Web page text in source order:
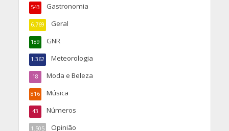
Gastronomia
543
Geral
6.769
GNR
189
Meteorologia
1.362
Moda e Beleza
18
Música
816
Números
43
Opinião
1.505